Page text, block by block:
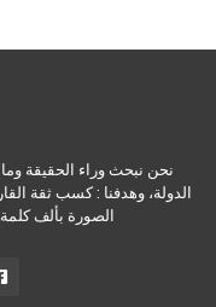
نحن نبحث وراء الحقيقة
الدولة، وهدفنا : كسب ثقة
الصورة بألف